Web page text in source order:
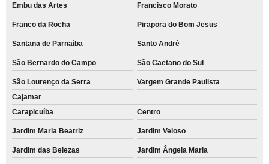
Embu das Artes Francisco Morato
Franco da Rocha Pirapora do Bom Jesus
Santana de Parnaíba Santo André
São Bernardo do Campo São Caetano do Sul
São Lourenço da Serra
Vargem Grande Paulista
Cajamar
Carapicuíba
Centro
Jardim Maria Beatriz Jardim Veloso
Jardim das Belezas Jardim Ângela Maria